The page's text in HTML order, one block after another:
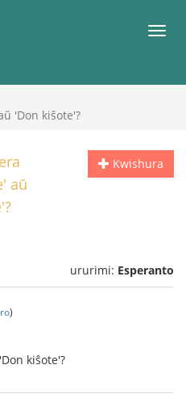
'Don kiŝote'?
Kwishura
aŭ
ururimi: Esperanto
)
kiŝote'?